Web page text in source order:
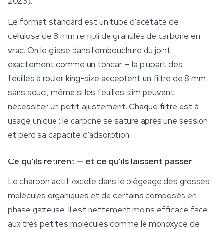
Le format standard est un tube d'acétate de
cellulose de 8 mm rempli de granulés de carbone en
vrac. On le glisse dans l'embouchure du joint
exactement comme un toncar — la plupart des
feuilles à rouler king-size acceptent un filtre de 8 mm
sans souci, même si les feuilles slim peuvent
nécessiter un petit ajustement. Chaque filtre est à
usage unique : le carbone se sature après une session
et perd sa capacité d'adsorption.
Ce qu'ils retirent — et ce qu'ils laissent passer
Le charbon actif excelle dans le piégeage des grosses
molécules organiques et de certains composés en
phase gazeuse. Il est nettement moins efficace face
aux très petites molécules comme le monoxyde de